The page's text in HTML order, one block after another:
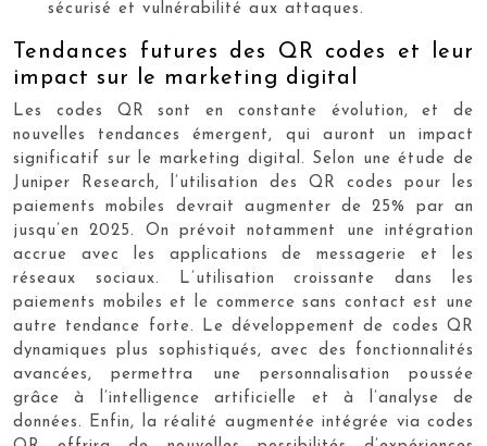
sécurisé et vulnérabilité aux attaques.
Tendances futures des QR codes et leur
impact sur le marketing digital
Les codes QR sont en constante évolution, et de
nouvelles tendances émergent, qui auront un impact
significatif sur le marketing digital. Selon une étude de
Juniper Research, l’utilisation des QR codes pour les
paiements mobiles devrait augmenter de 25% par an
jusqu’en 2025. On prévoit notamment une intégration
accrue avec les applications de messagerie et les
réseaux sociaux. L’utilisation croissante dans les
paiements mobiles et le commerce sans contact est une
autre tendance forte. Le développement de codes QR
dynamiques plus sophistiqués, avec des fonctionnalités
avancées, permettra une personnalisation poussée
grâce à l’intelligence artificielle et à l’analyse de
données. Enfin, la réalité augmentée intégrée via codes